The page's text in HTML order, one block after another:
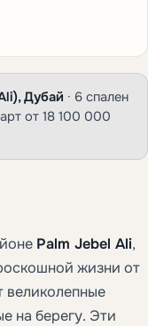
Дубай · 6 спален
от 18 100 000
Palm Jebel Ali,
жизни от
великолепные
на берегу. Эти